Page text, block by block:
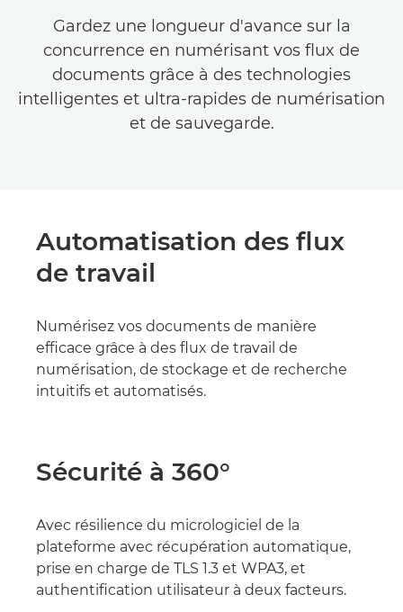
Gardez une longueur d'avance sur la
concurrence en numérisant vos flux de
documents grâce à des technologies
intelligentes et ultra-rapides de numérisation
et de sauvegarde.
Automatisation des flux
de travail
Numérisez vos documents de manière
efficace grâce à des flux de travail de
numérisation, de stockage et de recherche
intuitifs et automatisés.
Sécurité à 360°
Avec résilience du micrologiciel de la
plateforme avec récupération automatique,
prise en charge de TLS 1.3 et WPA3, et
authentification utilisateur à deux facteurs.